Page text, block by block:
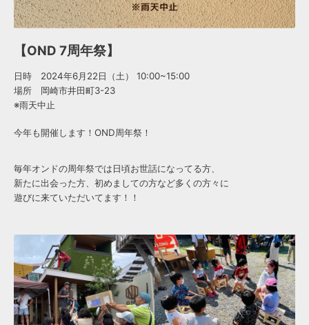
【OND 7周年祭】
日時 2024年6月22日（土） 10:00~15:00
場所 岡崎市井田町3-23
※雨天中止
今年も開催します！OND周年祭！
毎年オンドの周年祭では日頃お世話になってる方、
新たに出会った方、初めましての方など多くの方々に
遊びに来ていただいてます！！